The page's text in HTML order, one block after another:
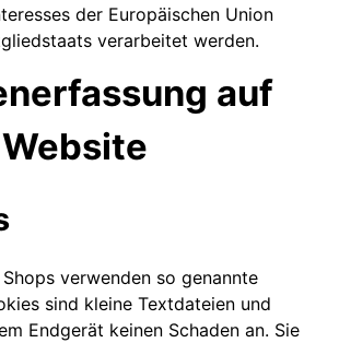
der Europäischen Union
verarbeitet werden.
auf
verwenden so genannte
sind kleine Textdateien und
Endgerät keinen Schaden an. Sie